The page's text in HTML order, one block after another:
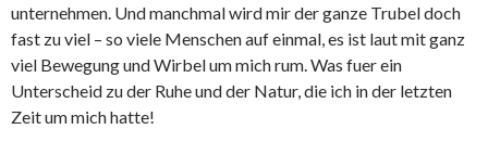
unternehmen. Und manchmal wird mir der ganze Trubel doch
fast zu viel – so viele Menschen auf einmal, es ist laut mit ganz
viel Bewegung und Wirbel um mich rum. Was fuer ein
Unterscheid zu der Ruhe und der Natur, die ich in der letzten
Zeit um mich hatte!